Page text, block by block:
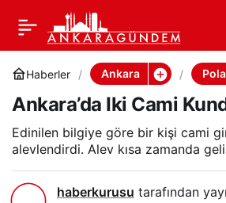
Haberler Ankara
Ankara’da Iki Cami
Edinilen bilgiye göre bir kişi cami
alevlendirdi. Alev kısa zamanda
haberkurusu tarafından
Ankara’da Iki Cami
Kundaklandı